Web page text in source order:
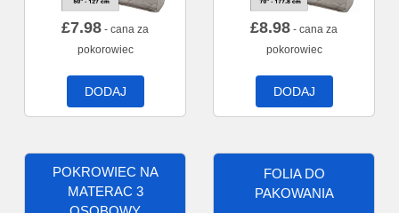
£7.98 - cana za
pokorowiec
DODAJ
£8.98 - cana za
pokorowiec
DODAJ
POKROWIEC NA
MATERAC 3
FOLIA DO
PAKOWANIA